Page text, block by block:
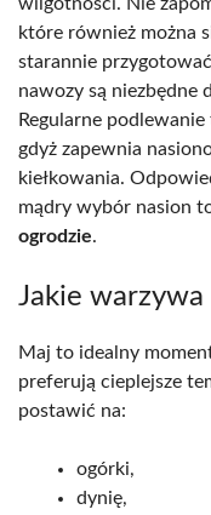
które również można
starannie
nawozy są niezbędne
Regularne
gdyż zapewnia
kiełkowania.
mądry wybór nasion
ogrodzie.
Jakie warzywa
Maj to idealny
preferują cieplejsze
postawić na:
ogórki,
dynię,